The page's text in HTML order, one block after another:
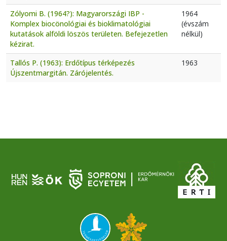
Zólyomi B. (1964?): Magyarországi IBP -
Komplex biocönológiai és bioklimatológiai
kutatások alföldi löszös területen. Befejezetlen
kézirat.
1964
(évszám
nélkül)
Tallós P. (1963): Erdőtípus térképezés
Újszentmargitán. Zárójelentés.
1963